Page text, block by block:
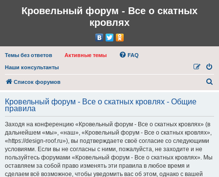
Кровельный форум - Все о скатных
кровлях
Темы без ответов Активные темы FAQ
Наши консультанты
Список форумов
с
Кровельный форум - Все о скатных кровлях - Общие
правила
Заходя на конференцию «Кровельный форум - Все о скатных кровлях» (в
дальнейшем «мы», «наш», «Кровельный форум - Все о скатных кровлях»,
«https://design-roof.ru»), вы подтверждаете своё согласие со следующими
условиями. Если вы не согласны с ними, пожалуйста, не заходите и не
пользуйтесь форумами «Кровельный форум - Все о скатных кровлях». Мы
оставляем за собой право изменять эти правила в любое время и
сделаем всё возможное, чтобы уведомить вас об этом, однако с вашей